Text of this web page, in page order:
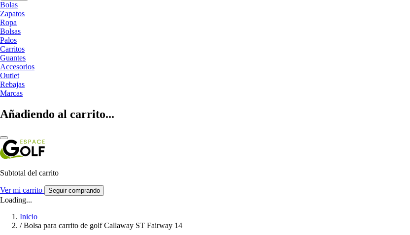
Bolas
Zapatos
Ropa
Bolsas
Palos
Carritos
Guantes
Accesorios
Outlet
Rebajas
Marcas
Añadiendo al carrito...
Subtotal del carrito
Ver mi carrito Seguir comprando
Loading...
Inicio
/ Bolsa para carrito de golf Callaway ST Fairway 14